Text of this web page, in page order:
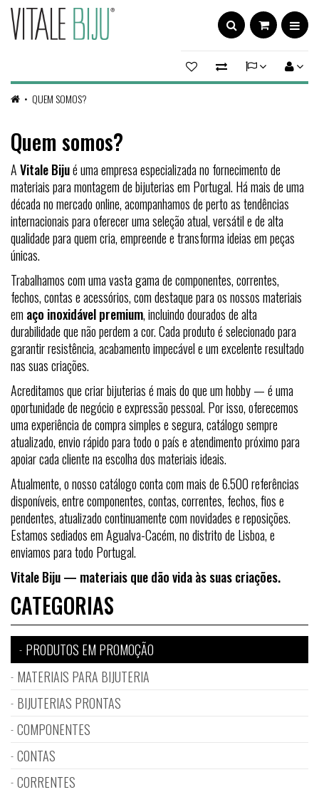
QUEM SOMOS?
Quem somos?
AVitale Bijué uma empresa especializada no fornecimento de
materiais para montagem de bijuterias em Portugal. Há mais de uma
década no mercado online, acompanhamos de perto as tendências
internacionais para oferecer uma seleção atual, versátil e de alta
qualidade para quem cria, empreende e transforma ideias em peças
únicas.
Trabalhamos com uma vasta gama de componentes, correntes,
fechos, contas e acessórios, com destaque para os nossos materiais
em aço inoxidável premium, incluindo dourados de alta
durabilidade que não perdem a cor. Cada produto é selecionado para
garantir resistência, acabamento impecável e um excelente resultado
nas suas criações.
Acreditamos que criar bijuterias é mais do que um hobby — é uma
oportunidade de negócio e expressão pessoal. Por isso, oferecemos
uma experiência de compra simples e segura, catálogo sempre
atualizado, envio rápido para todo o país e atendimento próximo para
apoiar cada cliente na escolha dos materiais ideais.
Atualmente, o nosso catálogo conta com mais de 6.500 referências
disponíveis, entre componentes, contas, correntes, fechos, fios e
pendentes, atualizado continuamente com novidades e reposições.
Estamos sediados em Agualva-Cacém, no distrito de Lisboa, e
enviamos para todo Portugal.
Vitale Biju — materiais que dão vida às suas criações.
CATEGORIAS
PRODUTOS EM PROMOÇÃO
MATERIAIS PARA BIJUTERIA
BIJUTERIAS PRONTAS
COMPONENTES
CONTAS
CORRENTES